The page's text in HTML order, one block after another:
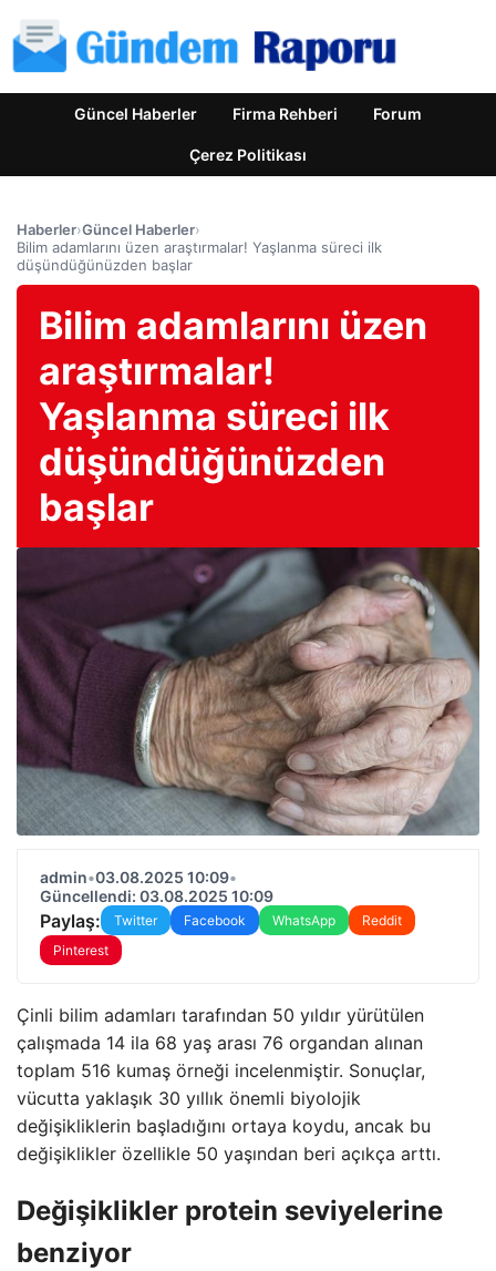
Güncel Haberler Firma Rehberi Forum
Çerez Politikası
Haberler›Güncel Haberler›
Bilim adamlarını üzen araştırmalar! Yaşlanma süreci ilk
düşündüğünüzden başlar
Bilim adamlarını üzen
araştırmalar!
Yaşlanma süreci ilk
düşündüğünüzden
başlar
admin•03.08.2025 10:09•
Güncellendi: 03.08.2025 10:09
Paylaş: Twitter Facebook WhatsApp
Reddit
Pinterest
Çinli bilim adamları tarafından 50 yıldır yürütülen
çalışmada 14 ila 68 yaş arası 76 organdan alınan
toplam 516 kumaş örneği incelenmiştir. Sonuçlar,
vücutta yaklaşık 30 yıllık önemli biyolojik
değişikliklerin başladığını ortaya koydu, ancak bu
değişiklikler özellikle 50 yaşından beri açıkça arttı.
Değişiklikler protein seviyelerine
benziyor